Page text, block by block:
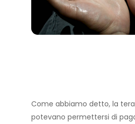
Come abbiamo detto, la
potevano permettersi di